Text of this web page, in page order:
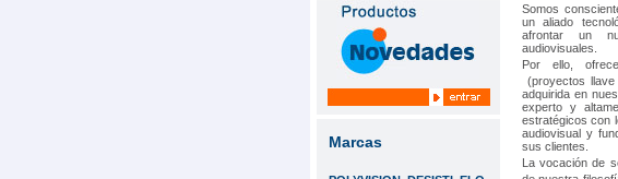
Marcas
Somos
un aliado
afrontar un
audiovisuales.
Por ello,
(proyectos
adquirida en
experto y
estratégicos con
audiovisual y
sus clientes.
La vocación de